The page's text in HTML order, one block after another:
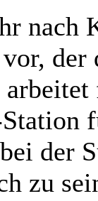
nach
der
der
zu